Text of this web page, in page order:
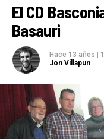
El CD
Basauri
Hace 13 años
Jon Villapun